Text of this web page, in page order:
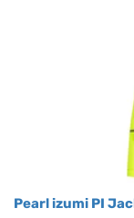
Pearl izumi PI